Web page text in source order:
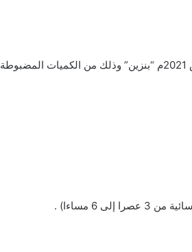
كشف بـ اسماء المحطات العاملة في محافظة تعز والجوف ليوم الجمعة 05 مارس 2021م “بنزين” وذلك من الكميات المضبوطة